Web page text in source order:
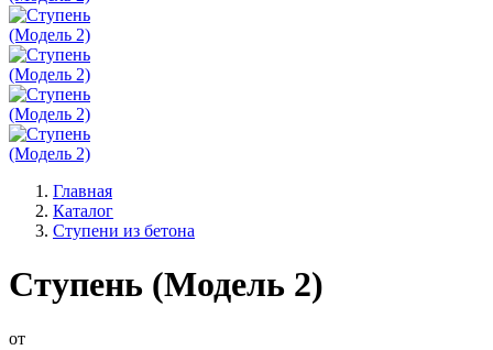
Главная
Каталог
Ступени из бетона
Ступень (Модель 2)
от